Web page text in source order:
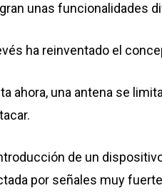
unas funcionalidades
ha reinventado el
ahora, una antena se
de un
por señales muy